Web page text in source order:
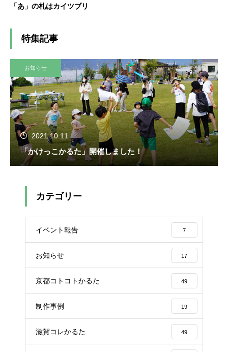
「あ」の札はカイツブリ
特集記事
お知らせ
2021.10.11
「かけっこかるた」開催しました！
カテゴリー
イベント報告 7
お知らせ 17
京都コトコトかるた 49
制作事例 19
滋賀コレかるた 49